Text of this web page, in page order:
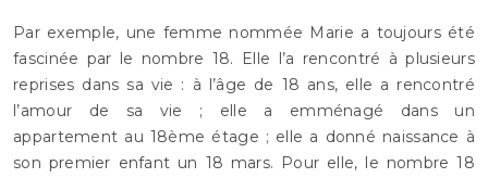
Par exemple, une femme nommée Marie a toujours été
fascinée par le nombre 18. Elle l’a rencontré à plusieurs
reprises dans sa vie : à l’âge de 18 ans, elle a rencontré
l’amour de sa vie ; elle a emménagé dans un
appartement au 18ème étage ; elle a donné naissance à
son premier enfant un 18 mars. Pour elle, le nombre 18